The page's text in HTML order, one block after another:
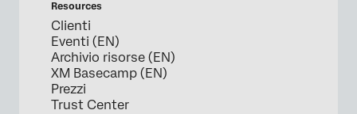
Resources
Clienti
Eventi (EN)
Archivio risorse (EN)
XM Basecamp (EN)
Prezzi
Trust Center